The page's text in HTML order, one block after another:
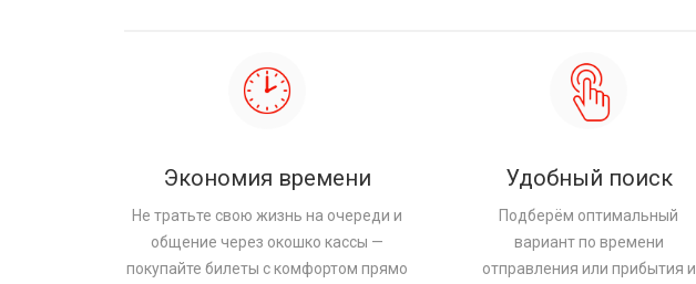
Экономия времени
Не тратьте свою жизнь на очереди и
общение через окошко кассы —
покупайте билеты с комфортом прямо
Удобный поиск
Подберём оптимальный
вариант по времени
отправления или прибытия и